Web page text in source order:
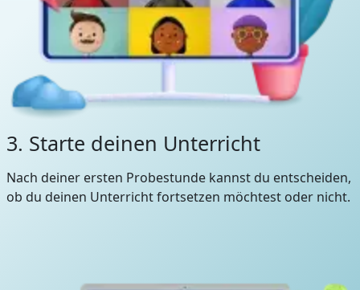
3. Starte deinen Unterricht
Nach deiner ersten Probestunde kannst du entscheiden,
ob du deinen Unterricht fortsetzen möchtest oder nicht.